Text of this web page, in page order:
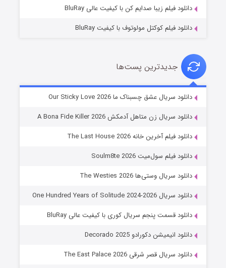
شوهر
عملیات آپارتمان
قسمت۲ (زیرنویس) منتشر شد
دانلود فیلم زیبا صدایم کن با کیفیت عالی BluRay
دانلود فیلم کوکتل مولوتوف با کیفیت BluRay
جدیدترین پست‌ها
دانلود سریال عشق چسبناک ما Our Sticky Love 2026
دانلود سریال زن متاهل آدمکش A Bona Fide Killer 2026
دانلود فیلم آخرین خانه The Last House 2026
دانلود فیلم سول‌میت Soulm8te 2026
دانلود سریال وستی‌ها The Westies 2026
دانلود سریال One Hundred Years of Solitude 2024-2026
دانلود قسمت پنجم سریال کوری با کیفیت عالی BluRay
دانلود انیمیشن دکورادو Decorado 2025
دانلود سریال قصر شرقی The East Palace 2026